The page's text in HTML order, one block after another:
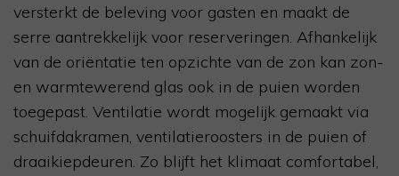
versterkt de beleving voor gasten en maakt de
serre aantrekkelijk voor reserveringen. Afhankelijk
van de oriëntatie ten opzichte van de zon kan zon-
en warmtewerend glas ook in de puien worden
toegepast. Ventilatie wordt mogelijk gemaakt via
schuifdakramen, ventilatieroosters in de puien of
draaikiepdeuren. Zo blijft het klimaat comfortabel,